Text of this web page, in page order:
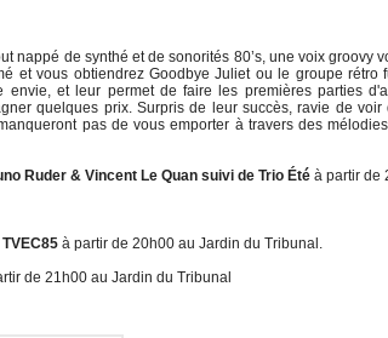
nappé de synthé et de sonorités 80’s, une voix groovy
et vous obtiendrez Goodbye Juliet ou le groupe rétro
envie, et leur permet de faire les premières parties
quelques prix. Surpris de leur succès, ravie de
pas de vous emporter à travers des
Ruder & Vincent Le Quan suivi de Trio Été à partir de
à partir de 20h00 au Jardin du Tribunal.
de 21h00 au Jardin du Tribunal